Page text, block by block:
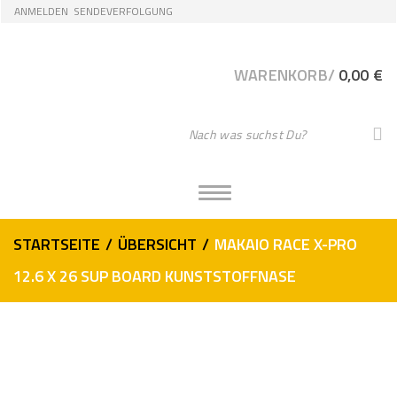
Skip
SkipANMELDEN SENDEVERFOLGUNG
WARENKORB/ 0,00 €
e
T
O
G
G
L
N
V
STARTSEITE / ÜBERSICHT / MAKAIO RACE X-PRO
12.6 X 26 SUP BOARD KUNSTSTOFFNASE